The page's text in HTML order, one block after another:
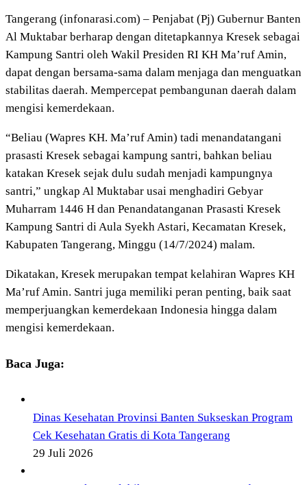
Tangerang (infonarasi.com) – Penjabat (Pj) Gubernur Banten
Al Muktabar berharap dengan ditetapkannya Kresek sebagai
Kampung Santri oleh Wakil Presiden RI KH Ma’ruf Amin,
dapat dengan bersama-sama dalam menjaga dan menguatkan
stabilitas daerah. Mempercepat pembangunan daerah dalam
mengisi kemerdekaan.
“Beliau (Wapres KH. Ma’ruf Amin) tadi menandatangani
prasasti Kresek sebagai kampung santri, bahkan beliau
katakan Kresek sejak dulu sudah menjadi kampungnya
santri,” ungkap Al Muktabar usai menghadiri Gebyar
Muharram 1446 H dan Penandatanganan Prasasti Kresek
Kampung Santri di Aula Syekh Astari, Kecamatan Kresek,
Kabupaten Tangerang, Minggu (14/7/2024) malam.
Dikatakan, Kresek merupakan tempat kelahiran Wapres KH
Ma’ruf Amin. Santri juga memiliki peran penting, baik saat
memperjuangkan kemerdekaan Indonesia hingga dalam
mengisi kemerdekaan.
Baca Juga:
Dinas Kesehatan Provinsi Banten Sukseskan Program
Cek Kesehatan Gratis di Kota Tangerang
29 Juli 2026